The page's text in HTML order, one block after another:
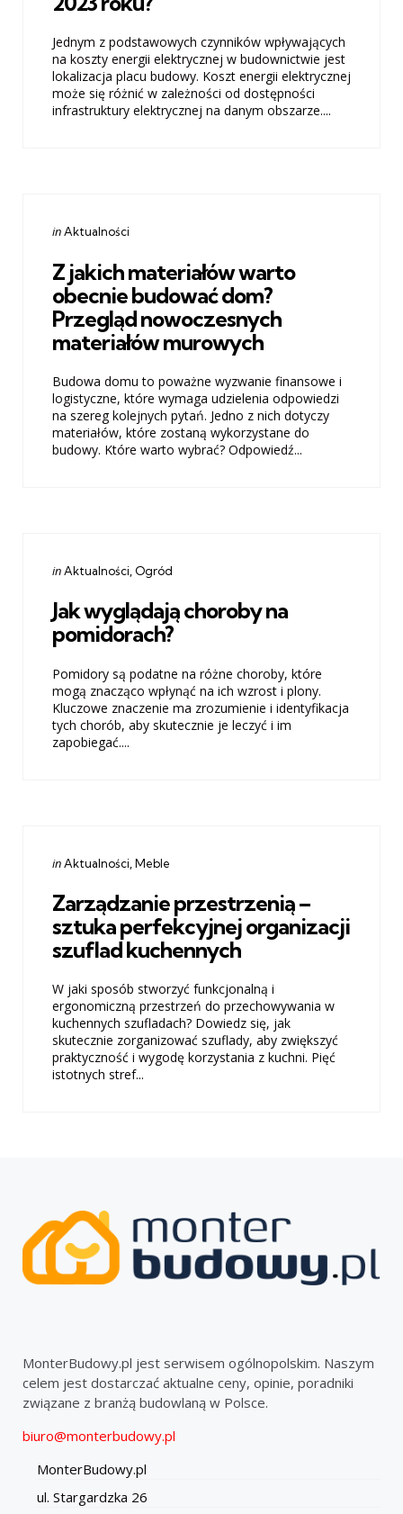
Jednym z podstawowych czynników wpływających
na koszty energii elektrycznej w budownictwie jest
lokalizacja placu budowy. Koszt energii elektrycznej
może się różnić w zależności od dostępności
infrastruktury elektrycznej na danym obszarze....
Categories
Posted
inAktualności
Z jakich materiałów warto
obecnie budować dom?
Przegląd nowoczesnych
materiałów murowych
Budowa domu to poważne wyzwanie finansowe i
logistyczne, które wymaga udzielenia odpowiedzi
na szereg kolejnych pytań. Jedno z nich dotyczy
materiałów, które zostaną wykorzystane do
budowy. Które warto wybrać? Odpowiedź...
Categories
Posted
inAktualności Ogród
Jak wyglądają choroby na
pomidorach?
Pomidory są podatne na różne choroby, które
mogą znacząco wpłynąć na ich wzrost i plony.
Kluczowe znaczenie ma zrozumienie i identyfikacja
tych chorób, aby skutecznie je leczyć i im
zapobiegać....
Categories
Posted
inAktualności Meble
Zarządzanie przestrzenią –
sztuka perfekcyjnej organizacji
szuflad kuchennych
W jaki sposób stworzyć funkcjonalną i
ergonomiczną przestrzeń do przechowywania w
kuchennych szufladach? Dowiedz się, jak
skutecznie zorganizować szuflady, aby zwiększyć
praktyczność i wygodę korzystania z kuchni. Pięć
istotnych stref...
MonterBudowy.pl jest serwisem ogólnopolskim. Naszym
celem jest dostarczać aktualne ceny, opinie, poradniki
związane z branżą budowlaną w Polsce.
biuro@monterbudowy.pl
MonterBudowy.pl
ul. Stargardzka 26